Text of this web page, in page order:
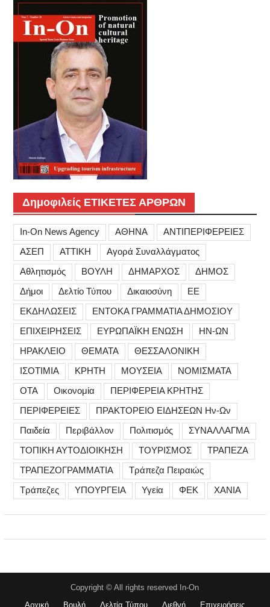
Δημοφιλείς ΕΤΙΚΕΤΕΣ ΑΡΘΡΩΝ
In-On News Agency ΑΘΗΝΑ
ΑΝΤΙΠΕΡΙΦΕΡΕΙΕΣ
ΑΣΕΠ
ΑΤΤΙΚΗ
Αγορά Συναλλάγματος
Αθλητισμός
ΒΟΥΛΗ ΔΗΜΑΡΧΟΣ
ΔΗΜΟΣ
Δήμοι
Δελτίο Τύπου Δικαιοσύνη
ΕΕ
ΕΚΔΗΛΩΣΕΙΣ
ΕΝΤΟΚΑ ΓΡΑΜΜΑΤΙΑ ΔΗΜΟΣΙΟΥ
ΕΠΙΧΕΙΡΗΣΕΙΣ
ΕΥΡΩΠΑΪΚΗ ΕΝΩΣΗ
ΗΝ-ΩΝ
ΗΡΑΚΛΕΙΟ
ΘΕΜΑΤΑ
ΘΕΣΣΑΛΟΝΙΚΗ
ΙΣΟΤΙΜΙΑ
ΚΡΗΤΗ ΜΟΥΣΕΙΑ
ΝΟΜΙΣΜΑΤΑ
ΟΤΑ
Οικονομία
ΠΕΡΙΦΕΡΕΙΑ ΚΡΗΤΗΣ
ΠΕΡΙΦΕΡΕΙΕΣ
ΠΡΑΚΤΟΡΕΙΟ ΕΙΔΗΣΕΩΝ Ην-Ων
Παιδεία
Περιβάλλον Πολιτισμός
ΣΥΝΑΛΛΑΓΜΑ
ΤΟΠΙΚΗ ΑΥΤΟΔΙΟΙΚΗΣΗ
ΤΟΥΡΙΣΜΟΣ
ΤΡΑΠΕΖΑ
ΤΡΑΠΕΖΟΓΡΑΜΜΑΤΙΑ
Τράπεζα Πειραιώς
Τράπεζες
ΥΠΟΥΡΓΕΙΑ Υγεία ΦΕΚ ΧΑΝΙΑ
Copyright © All rights reserved In-On
Αρχική
Βουλή Δελτία Τύπου Διεθνή Επιχειρήσεις